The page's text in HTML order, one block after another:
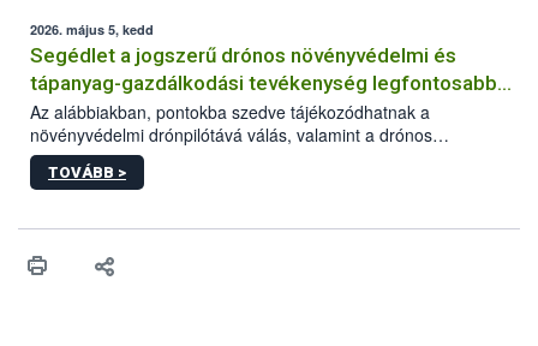
műszaki és hatósági feltételek.
2026. május 5, kedd
Segédlet a jogszerű drónos növényvédelmi és
tápanyag-gazdálkodási tevékenység legfontosabb
feltételeiről
Az alábbiakban, pontokba szedve tájékozódhatnak a
növényvédelmi drónpilótává válás, valamint a drónos
növényvédelmi és tápanyag-gazdálkodási tevékenység
végzésének legfontosabb feltételeiről*.
TOVÁBB >